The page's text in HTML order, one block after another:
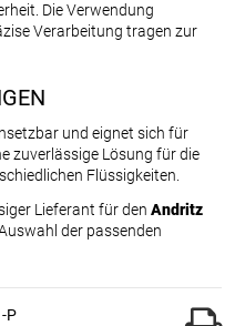
Die Verwendung
Verarbeitung tragen zur
und eignet sich für
zuverlässige Lösung für die
Flüssigkeiten.
Lieferant für den Andritz
der passenden
P